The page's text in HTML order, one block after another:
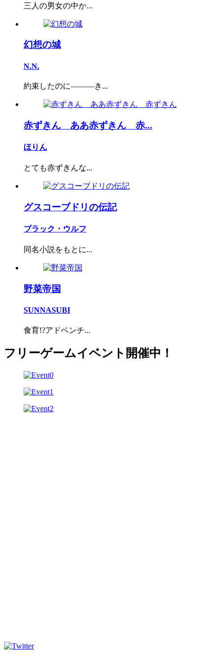
三人の男女の中か...
幻想の城
N.N.
約束したのに―――き...
赤ずきん ああ赤ずきん 赤...
ほりん
とても赤ずきんな...
グスコーブドリの伝記
ブラック・ウルフ
同名小説をもとに...
野菜帝国
SUNNASUBI
食育!?アドベンチ...
フリーゲームイベント開催中！